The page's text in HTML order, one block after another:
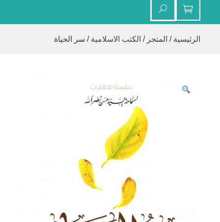
الرئيسية / المتجر / الكتب الاسلامية / سر الحياة